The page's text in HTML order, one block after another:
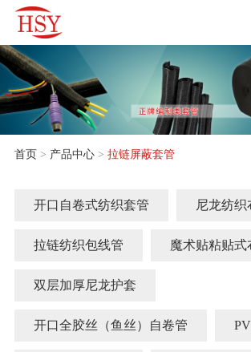
首页 > 产品中心> 拉链屏蔽套管
开口自卷式纺织套管 尼龙纺织
拉链纺织包线管 魔术贴粘贴式
双层加厚尼龙护套
开口全胶丝（鱼丝）自卷管